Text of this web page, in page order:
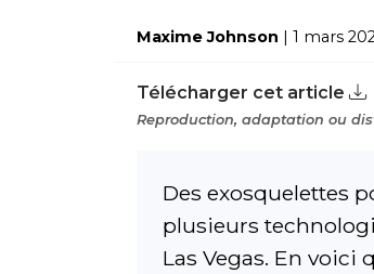
Maxime Johnson | 1 mars
Télécharger cet article
Reproduction, adaptation ou
Des exosquelettes
plusieurs
Las Vegas. En voici